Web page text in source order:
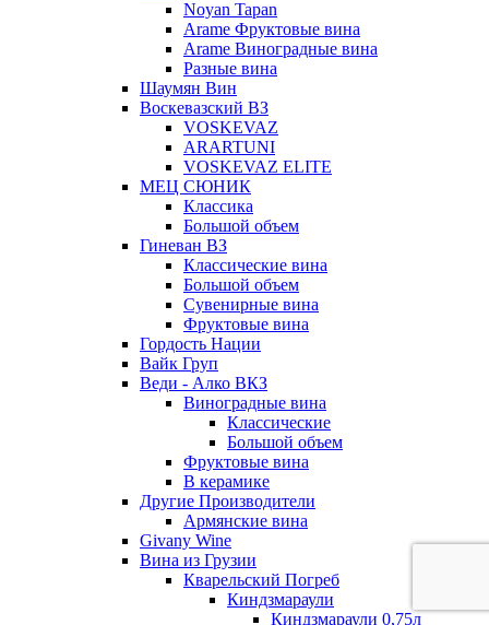
Noyan Tapan
Arame Фруктовые вина
Arame Виноградные вина
Разные вина
Шаумян Вин
Воскевазский ВЗ
VOSKEVAZ
ARARTUNI
VOSKEVAZ ELITE
МЕЦ СЮНИК
Классика
Большой объем
Гиневан ВЗ
Классические вина
Большой объем
Сувенирные вина
Фруктовые вина
Гордость Нации
Вайк Груп
Веди - Алко ВКЗ
Виноградные вина
Классические
Большой объем
Фруктовые вина
В керамике
Другие Производители
Армянские вина
Givany Wine
Вина из Грузии
Кварельский Погреб
Киндзмараули
Киндзмараули 0,75л